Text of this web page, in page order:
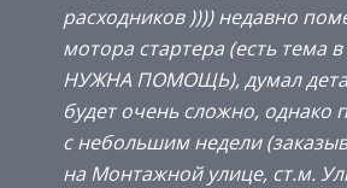
расходников )))) недавно
мотора стартера (есть тема
НУЖНА ПОМОЩЬ), думал
будет очень сложно, однако
с небольшим недели
на Монтажной улице, ст.м.